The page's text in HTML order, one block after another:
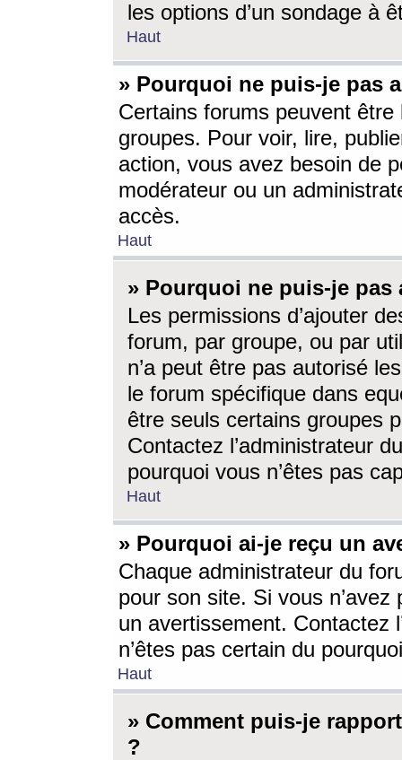
les options d’un sondage à
Haut
» Pourquoi ne puis-je pas
Certains forums peuvent être
groupes. Pour voir, lire,
action, vous avez besoin de
modérateur ou un
accès.
Haut
» Pourquoi ne puis-je
Les permissions d’ajouter
forum, par groupe, ou par
n’a peut être pas autorisé
le forum spécifique dans
être seuls certains groupes
Contactez l’administrateur
pourquoi vous n’êtes pas
Haut
» Pourquoi ai-je reçu un
Chaque administrateur du
pour son site. Si vous
un avertissement. Contactez
n’êtes pas certain du
Haut
» Comment puis-je
?